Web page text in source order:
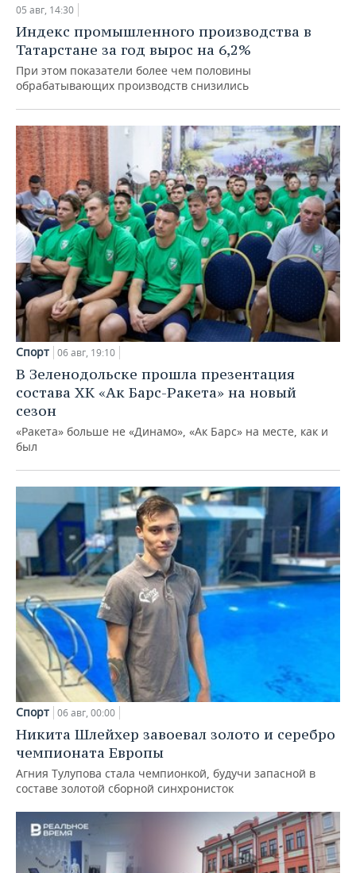
05 авг, 14:30
Индекс промышленного производства в
Татарстане за год вырос на 6,2%
При этом показатели более чем половины
обрабатывающих производств снизились
Спорт 06 авг, 19:10
В Зеленодольске прошла презентация
состава ХК «Ак Барс-Ракета» на новый
сезон
«Ракета» больше не «Динамо», «Ак Барс» на месте, как и
был
Спорт 06 авг, 00:00
Никита Шлейхер завоевал золото и серебро
чемпионата Европы
Агния Тулупова стала чемпионкой, будучи запасной в
составе золотой сборной синхронисток